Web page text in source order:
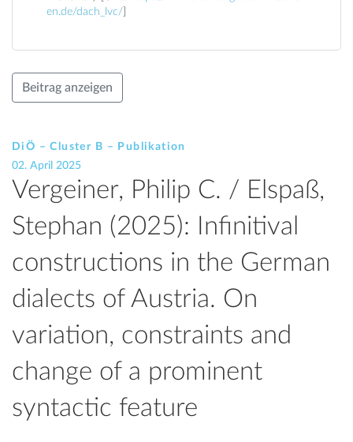
en.de/dach_lvc/
Beitrag anzeigen
DiÖ – Cluster B – Publikation
02. April 2025
Vergeiner, Philip C. / Elspaß,
Stephan (2025): Infinitival
constructions in the German
dialects of Austria. On
variation, constraints and
change of a prominent
syntactic feature